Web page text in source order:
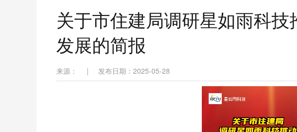
关于市住建局调研星如雨科
发展的简报
来源： | 发布日期：2025-05-28